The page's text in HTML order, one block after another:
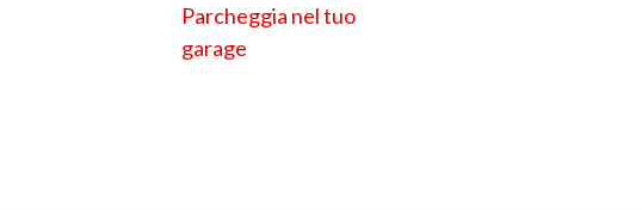
Parcheggia nel tuo
garage